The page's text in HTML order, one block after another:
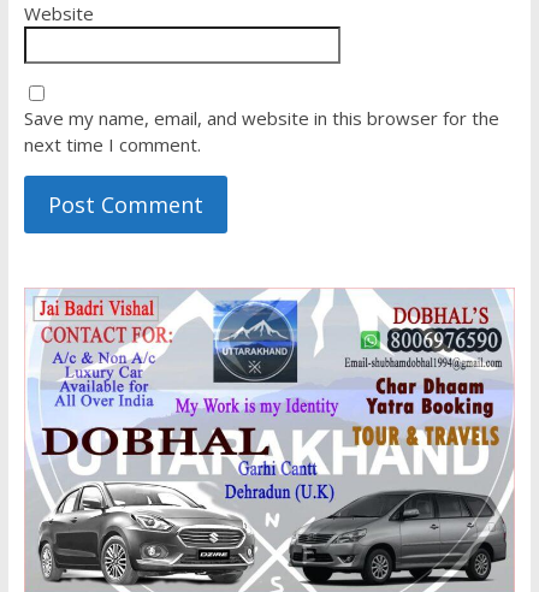
Website
Save my name, email, and website in this browser for the
next time I comment.